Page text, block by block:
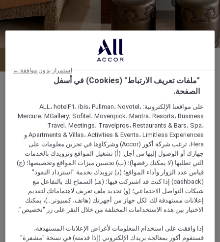
يومياً: من الساعة 9:00 صباحاً إلى الساعة 11:00 مساءً
الساعة 9:00 مساءً
Po Box 2425 South Beach Road, Tala Bay
Area, 77110, aqaba, الأردن
+962 3 209 0300
"ملفات تعريف الارتباط" (Cookies) في أسفل
الصفحة.
على مواقعنا الإلكترونية: ALL، hotelF1، ibis، Pullman، Novotel،
Mercure، MGallery، Sofitel، Movenpick، Mantra، Resorts، Business
Travel، Meetings، Travelpros، Restaurants & Bars، Spa،
Apartments & Villas، Activities & Events، Limitless Experiences و
Hera، ترغب شركة أكور (Accor) وشركاؤها في تخزين معلومات على
جهازك أو الوصول إليها من أجل: (أ) تشغيل المواقع وتزويدك بالخدمات
التي تطلبها (لا يمكنك رفضها)؛ (ب) تحسين ميزات المواقع وتخصيصها؛ (ج)
قياس عدد الزوار وأداء المواقع؛ (د) تزويدك بخدمة "استرداد النقود"
(cashback) إذا كنت قد اشتركت فيها؛ (هـ) السماح لك بالتفاعل مع
شبكات التواصل الاجتماعي؛ (و) تحديد ملف تعريف لاهتماماتك لتقديم
إعلانات مستهدفة لك. لكل جهاز من أجهزتك (هاتف، كمبيوتر...)، يمكنك
الاختيار بين هذه الاستخدامات المختلفة من خلال النقر على زر "تخصيص".
إذا وافقت على استخدام المعلومات لأغراض الإعلانات المستهدفة،
فستقوم أكور بمعالجة بريدك الإلكتروني (إذا قدمته) في نسخة "مشفرة"
استمرار بدون موافقة ←